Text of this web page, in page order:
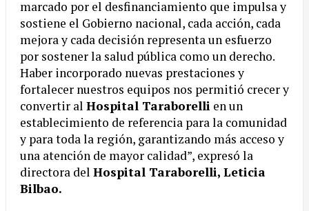
marcado por el desfinanciamiento que impulsa y
sostiene el Gobierno nacional, cada acción, cada
mejora y cada decisión representa un esfuerzo
por sostener la salud pública como un derecho.
Haber incorporado nuevas prestaciones y
fortalecer nuestros equipos nos permitió crecer y
convertir al Hospital Taraborelli en un
establecimiento de referencia para la comunidad
y para toda la región, garantizando más acceso y
una atención de mayor calidad”, expresó la
directora del Hospital Taraborelli, Leticia
Bilbao.